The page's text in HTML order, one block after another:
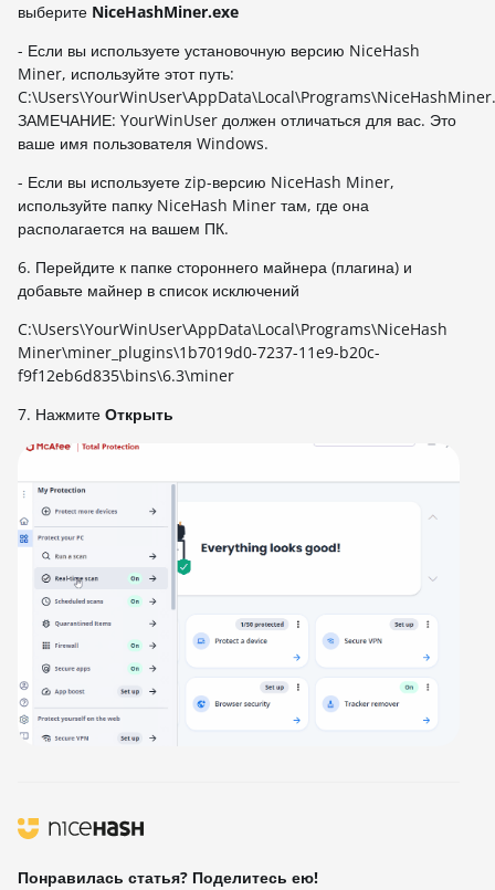
выберите NiceHashMiner.exe
- Если вы используете установочную версию NiceHash
Miner, используйте этот путь:
C:\Users\YourWinUser\AppData\Local\Programs\NiceHashMiner.
ЗАМЕЧАНИЕ: YourWinUser должен отличаться для вас. Это
ваше имя пользователя Windows.
- Если вы используете zip-версию NiceHash Miner,
используйте папку NiceHash Miner там, где она
располагается на вашем ПК.
6. Перейдите к папке стороннего майнера (плагина) и
добавьте майнер в список исключений
C:\Users\YourWinUser\AppData\Local\Programs\NiceHash
Miner\miner_plugins\1b7019d0-7237-11e9-b20c-
f9f12eb6d835\bins\6.3\miner
7. Нажмите Открыть
Понравилась статья? Поделитесь ею!